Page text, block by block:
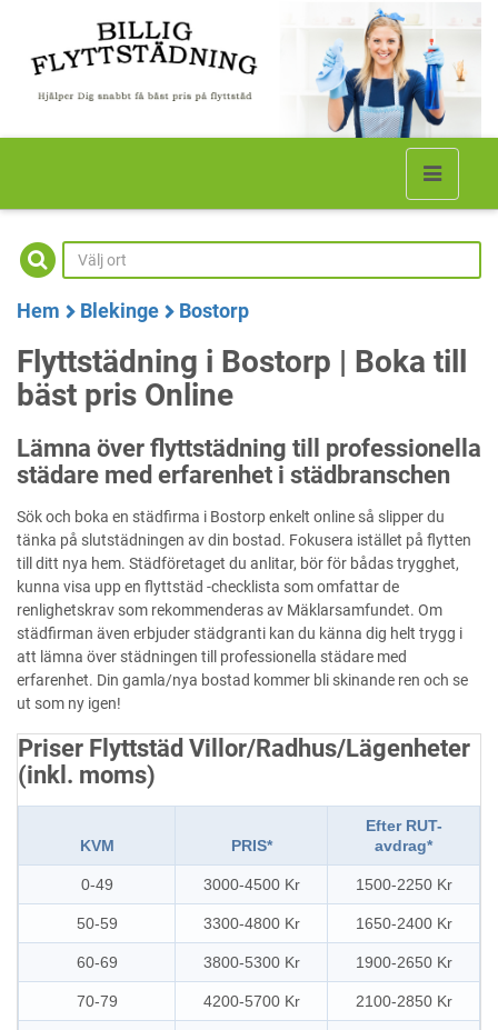
Hem Blekinge Bostorp
Flyttstädning i Bostorp | Boka till
bäst pris Online
Lämna över flyttstädning till professionella
städare med erfarenhet i städbranschen
Sök och boka en städfirma i Bostorp enkelt online så slipper du
tänka på slutstädningen av din bostad. Fokusera istället på flytten
till ditt nya hem. Städföretaget du anlitar, bör för bådas trygghet,
kunna visa upp en flyttstäd -checklista som omfattar de
renlighetskrav som rekommenderas av Mäklarsamfundet. Om
städfirman även erbjuder städgranti kan du känna dig helt trygg i
att lämna över städningen till professionella städare med
erfarenhet. Din gamla/nya bostad kommer bli skinande ren och se
ut som ny igen!
Priser Flyttstäd Villor/Radhus/Lägenheter
(inkl. moms)
KVM PRIS*
Efter RUT-
avdrag*
0-49 3000-4500 Kr 1500-2250 Kr
50-59 3300-4800 Kr 1650-2400 Kr
60-69 3800-5300 Kr 1900-2650 Kr
70-79 4200-5700 Kr 2100-2850 Kr